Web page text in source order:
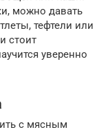
можно давать
тефтели или
стоит
уверенно
с мясным